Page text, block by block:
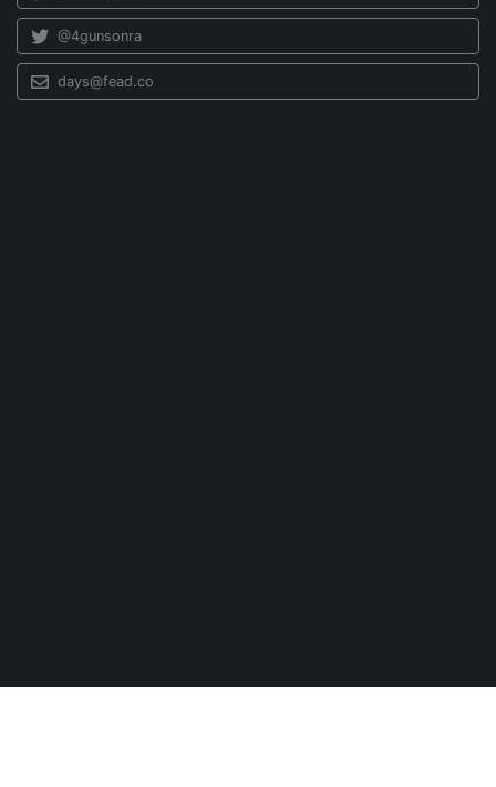
@4gunsonra
days@fead.co